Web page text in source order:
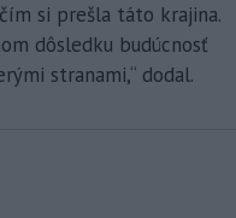
si prešla táto krajina.
dôsledku budúcnosť
stranami,“ dodal.